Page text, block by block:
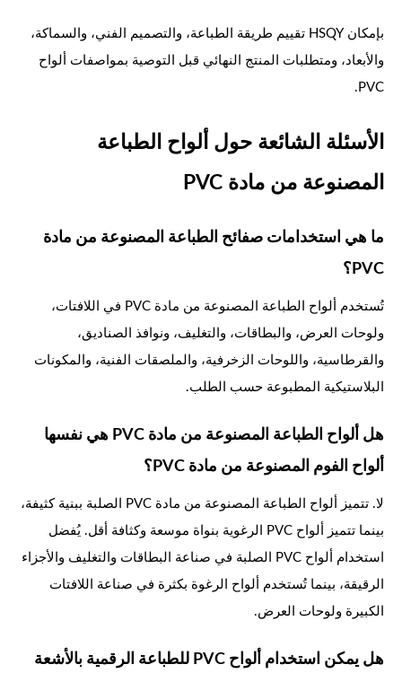
بإمكان HSQY تقييم طريقة الطباعة، والتصميم الفني، والسماكة،
والأبعاد، ومتطلبات المنتج النهائي قبل التوصية بمواصفات ألواح
PVC.
الأسئلة الشائعة حول ألواح الطباعة
المصنوعة من مادة PVC
ما هي استخدامات صفائح الطباعة المصنوعة من مادة
PVC؟
تُستخدم ألواح الطباعة المصنوعة من مادة PVC في اللافتات،
ولوحات العرض، والبطاقات، والتغليف، ونوافذ الصناديق،
والقرطاسية، واللوحات الزخرفية، والملصقات الفنية، والمكونات
البلاستيكية المطبوعة حسب الطلب.
هل ألواح الطباعة المصنوعة من مادة PVC هي نفسها
ألواح الفوم المصنوعة من مادة PVC؟
لا. تتميز ألواح الطباعة المصنوعة من مادة PVC الصلبة ببنية كثيفة،
بينما تتميز ألواح PVC الرغوية بنواة موسعة وكثافة أقل. يُفضل
استخدام ألواح PVC الصلبة في صناعة البطاقات والتغليف والأجزاء
الرقيقة، بينما تُستخدم ألواح الرغوة بكثرة في صناعة اللافتات
الكبيرة ولوحات العرض.
هل يمكن استخدام ألواح PVC للطباعة الرقمية بالأشعة